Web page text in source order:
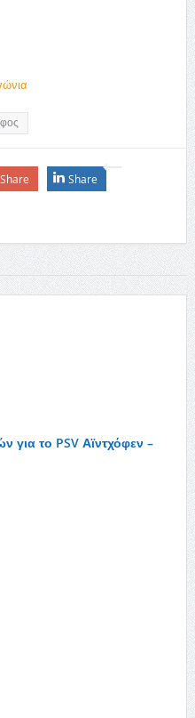
Share Share
το PSV Αϊντχόφεν –